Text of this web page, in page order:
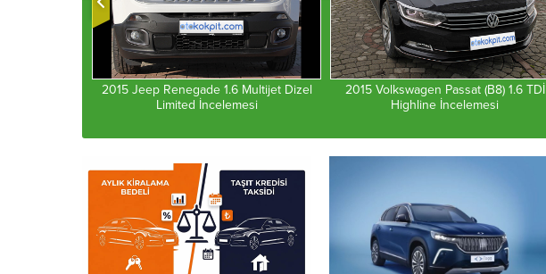
2015 Jeep Renegade 1.6 Multijet Dizel
Limited İncelemesi
2015 Volkswagen Passat (B8) 1.6 TDİ
Highline İncelemesi